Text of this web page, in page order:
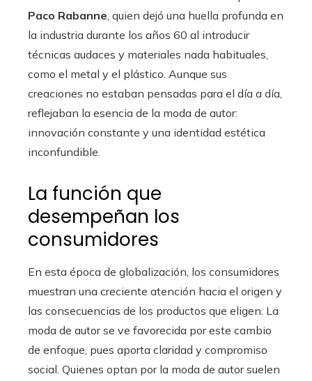
Paco Rabanne, quien dejó una huella profunda en
la industria durante los años 60 al introducir
técnicas audaces y materiales nada habituales,
como el metal y el plástico. Aunque sus
creaciones no estaban pensadas para el día a día,
reflejaban la esencia de la moda de autor:
innovación constante y una identidad estética
inconfundible.
La función que
desempeñan los
consumidores
En esta época de globalización, los consumidores
muestran una creciente atención hacia el origen y
las consecuencias de los productos que eligen. La
moda de autor se ve favorecida por este cambio
de enfoque, pues aporta claridad y compromiso
social. Quienes optan por la moda de autor suelen